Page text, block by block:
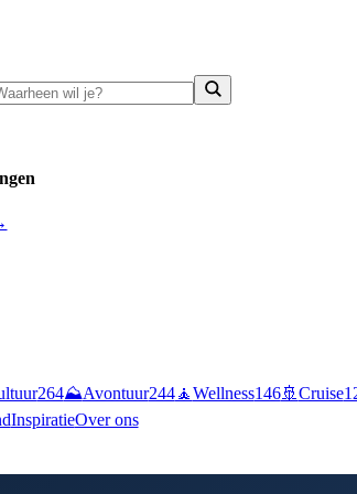
264⛰️Avontuur244🧘Wellness146🚢 Cruise
InspiratieOver ons